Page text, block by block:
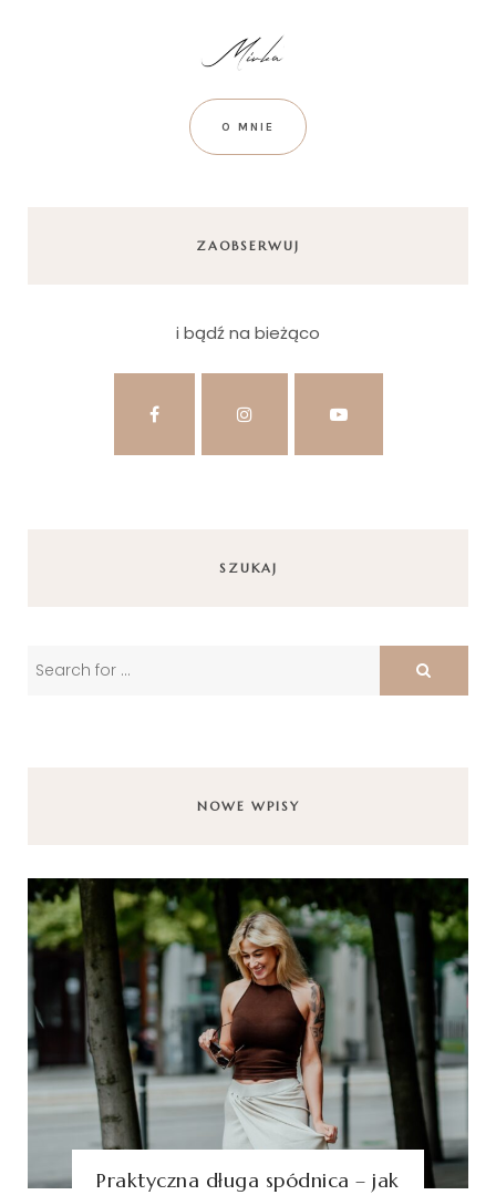
O MNIE
ZAOBSERWUJ
i bądź na bieżąco
SZUKAJ
NOWE WPISY
Praktyczna długa spódnica – jak